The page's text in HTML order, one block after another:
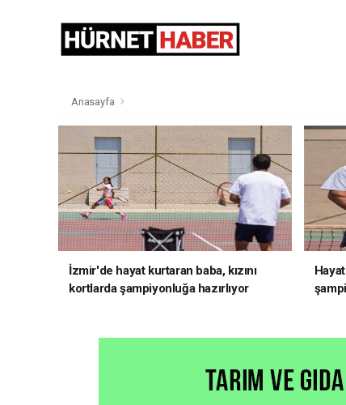
Anasayfa
İzmir'de hayat kurtaran baba, kızını
kortlarda şampiyonluğa hazırlıyor